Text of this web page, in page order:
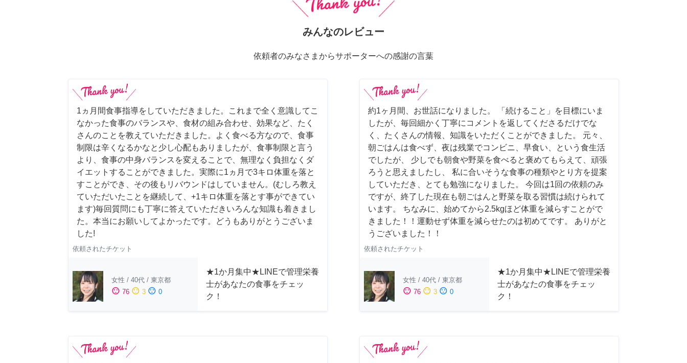
みんなのレビュー
依頼者のみなさまからサポーターへの感謝の言葉
1ヵ月間食事指導をしていただきました。これまで全く意識してこ
なかった食事のバランスや、食材の組み合わせ、効果など、たく
さんのことを教えていただきました。よく食べる方なので、食事
制限は辛くなるかなと少し心配もありましたが、食事制限と言う
より、食事の中身バランスを変えることで、無理なく負担なくダ
イエットすることができました。実際に1ヵ月で3キロ体重を落と
すことができ、その後もリバウンドはしていません。(むしろ教え
ていただいたことを継続して、+1キロ体重を落とす事ができてい
ます)毎回質問にも丁寧に答えていただきいろんな知識も着きまし
た。本当にお願いしてよかったです。どうもありがとうございま
した!
依頼されたチケット
女性 / 40代 / 東京都
sentiment_satisfied 76 sentiment_neutral 3 sentiment_dissatisfied 0
★1か月集中★LINEで管理栄養
士があなたの食事をチェッ
ク！
約1ヶ月間、お世話になりました。 「続けること」を目標にいま
したが、毎回細かく丁寧にコメントを返してくださるだけでな
く、たくさんの情報、知識をいただくことができました。 元々、
朝ごはんは食べず、夜は残業でコンビニ、早食い、という食生活
でしたが、 少しでも朝食や野菜を食べると褒めてもらえて、頑張
ろうと思えましたし、 私に合いそうな食事の種類やとり方を提案
していただき、とても勉強になりました。 今回は1回の依頼のみ
ですが、終了した現在も朝ごはんと野菜を取る習慣は続けられて
います。 ちなみに、始めてから2.5kgほど体重を減らすことがで
きました！！運動せず体重を減らせたのは初めてです。 ありがと
うございました！！
依頼されたチケット
女性 / 40代 / 東京都
sentiment_satisfied 76 sentiment_neutral 3 sentiment_dissatisfied 0
★1か月集中★LINEで管理栄養
士があなたの食事をチェッ
ク！